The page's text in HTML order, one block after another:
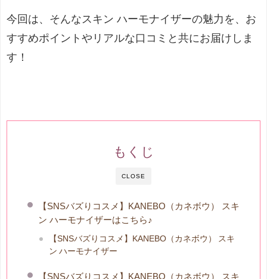
今回は、そんなスキン ハーモナイザーの魅力を、お
すすめポイントやリアルな口コミと共にお届けしま
す！
CLOSE
もくじ
【SNSバズりコスメ】KANEBO（カネボウ） スキ
ン ハーモナイザーはこちら♪
【SNSバズりコスメ】KANEBO（カネボウ） スキ
ン ハーモナイザー
【SNSバズりコスメ】KANEBO（カネボウ） スキ